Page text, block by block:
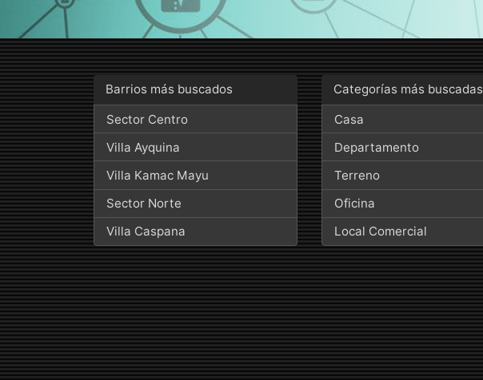
Barrios más buscados
Sector Centro
Villa Ayquina
Villa Kamac Mayu
Sector Norte
Villa Caspana
Categorías más buscadas
Casa
Departamento
Terreno
Oficina
Local Comercial